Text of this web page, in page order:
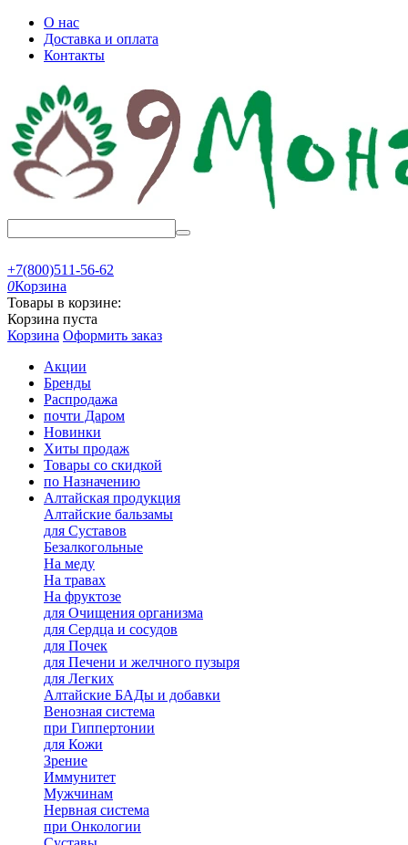
О нас
Доставка и оплата
Контакты
+7(800)511-56-62
0Корзина
Товары в корзине:
Корзина пуста
Корзина Оформить заказ
Акции
Бренды
Распродажа
почти Даром
Новинки
Хиты продаж
Товары со скидкой
по Назначению
Алтайская продукция
Алтайские бальзамы
для Суставов
Безалкогольные
На меду
На травах
На фруктозе
для Очищения организма
для Сердца и сосудов
для Почек
для Печени и желчного пузыря
для Легких
Алтайские БАДы и добавки
Венозная система
при Гиппертонии
для Кожи
Зрение
Иммунитет
Мужчинам
Нервная система
при Онкологии